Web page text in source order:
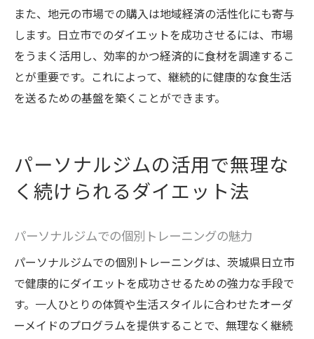
また、地元の市場での購入は地域経済の活性化にも寄与
します。日立市でのダイエットを成功させるには、市場
をうまく活用し、効率的かつ経済的に食材を調達するこ
とが重要です。これによって、継続的に健康的な食生活
を送るための基盤を築くことができます。
パーソナルジムの活用で無理な
く続けられるダイエット法
パーソナルジムでの個別トレーニングの魅力
パーソナルジムでの個別トレーニングは、茨城県日立市
で健康的にダイエットを成功させるための強力な手段で
す。一人ひとりの体質や生活スタイルに合わせたオーダ
ーメイドのプログラムを提供することで、無理なく継続